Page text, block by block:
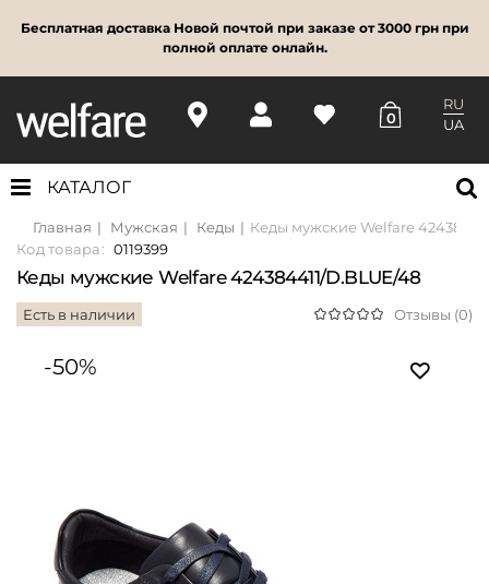
Бесплатная доставка Новой почтой при заказе от 3000 грн при
полной оплате онлайн.
0
RU
UA
КАТАЛОГ
Главная Мужская Кеды
Кеды мужские Welfare
Код товара: 0119399
Кеды мужские Welfare 424384411/D.BLUE/48
Есть в наличии Отзывы (0)
-50%